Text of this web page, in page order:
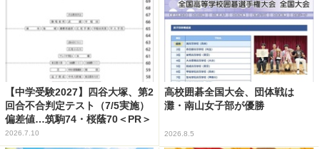
【中学受験2027】四谷大塚、第2
回合不合判定テスト（7/5実施）
偏差値…筑駒74・桜蔭70＜PR＞
2026.7.10
高校囲碁全国大会、団体戦は
灘・南山女子部が優勝
2026.8.5